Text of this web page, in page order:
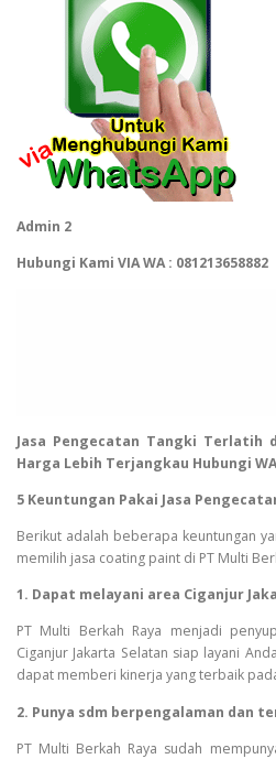
Admin 2
Hubungi Kami VIA WA : 081213658882
Jasa Pengecatan Tangki Terlatih
Harga Lebih Terjangkau Hubungi WA
5 Keuntungan Pakai Jasa
Berikut adalah beberapa keuntungan
memilih jasa coating paint di PT Multi
1. Dapat melayani area Ciganjur
PT Multi Berkah Raya menjadi
Ciganjur Jakarta Selatan siap layani
dapat memberi kinerja yang terbaik
2. Punya sdm berpengalaman dan
PT Multi Berkah Raya sudah